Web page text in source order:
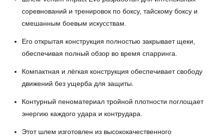
соревнований и тренировок по боксу, тайскому боксу и
смешанным боевым искусствам.
Его открытая конструкция полностью закрывает щеки,
обеспечивая полный обзор во время спарринга.
Компактная и лёгкая конструкция обеспечивает свободу
движений без ущерба для защиты.
Контурный пеноматериал тройной плотности поглощает
энергию каждого удара и контрудара.
Этот шлем изготовлен из высококачественного